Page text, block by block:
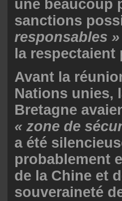
une beaucoup
sanctions
responsables »
la respectaient
Avant la
Nations unies,
Bretagne
« zone de
a été
probablement
de la Chine et
souveraineté